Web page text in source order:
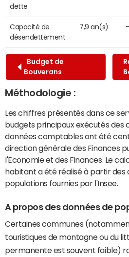
dette
Capacité de
désendettement
7,9 an(s) -
Budget de
Bouverans
Méthodologie :
Les chiffres présentés dans ce
budgets principaux exécutés des
données comptables ont été
direction générale des Finances
l'Economie et des Finances. Le
habitant a été réalisé à partir des
populations fournies par l'Insee.
A propos des données de
Certaines communes
touristiques de montagne ou du
permanente est souvent faible)